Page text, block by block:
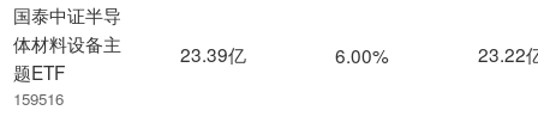
国泰中证半导
体材料设备主
题ETF
159516
23.39亿 6.00% 23.22